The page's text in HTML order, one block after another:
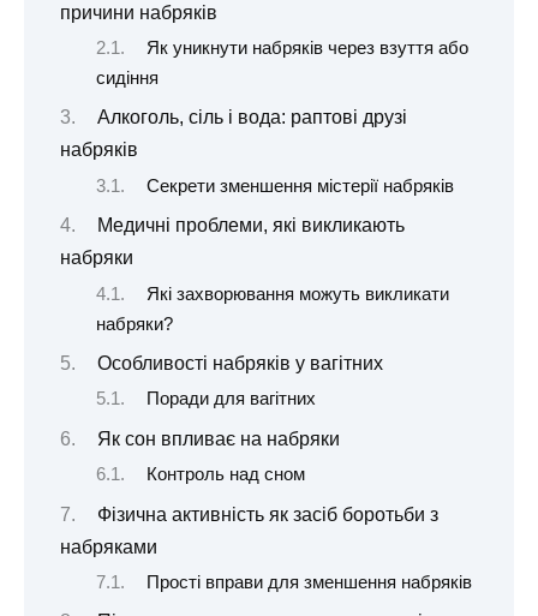
причини набряків
Як уникнути набряків через взуття або
сидіння
Алкоголь, сіль і вода: раптові друзі
набряків
Секрети зменшення містерії набряків
Медичні проблеми, які викликають
набряки
Які захворювання можуть викликати
набряки?
Особливості набряків у вагітних
Поради для вагітних
Як сон впливає на набряки
Контроль над сном
Фізична активність як засіб боротьби з
набряками
Прості вправи для зменшення набряків